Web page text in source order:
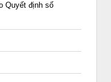
Quyết định số